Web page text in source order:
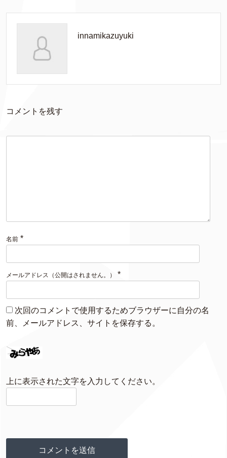
innamikazuyuki
コメントを残す
名前 *
メールアドレス（公開はされません。） *
次回のコメントで使用するためブラウザーに自分の名
前、メールアドレス、サイトを保存する。
上に表示された文字を入力してください。